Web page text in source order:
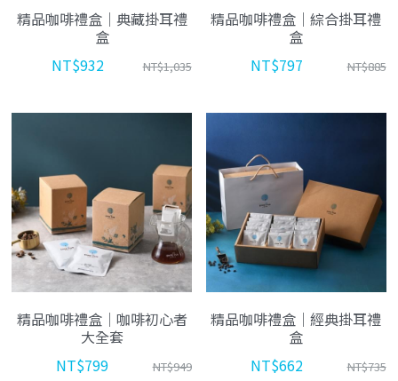
精品咖啡禮盒｜典藏掛耳禮
盒
NT$932
NT$1,035
精品咖啡禮盒｜綜合掛耳禮
盒
NT$797
NT$885
精品咖啡禮盒｜咖啡初心者
大全套
NT$799
NT$949
精品咖啡禮盒｜經典掛耳禮
盒
NT$662
NT$735